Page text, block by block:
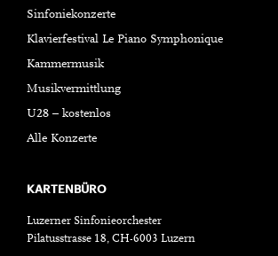
Sinfoniekonzerte
Klavierfestival Le Piano Symphonique
Kammermusik
Musikvermittlung
U28 – kostenlos
Alle Konzerte
KARTENBÜRO
Luzerner Sinfonieorchester
Pilatusstrasse 18, CH-6003 Luzern